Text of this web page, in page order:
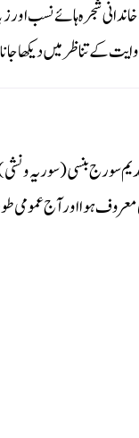
شجرہ ہائے نسب
کے تناظر میں دیکھا
سورج بنسی (سوریہ
ہوا اور آج عمومی